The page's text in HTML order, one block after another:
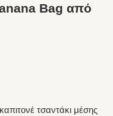
Bag από
καπιτονέ τσαντάκι μέσης